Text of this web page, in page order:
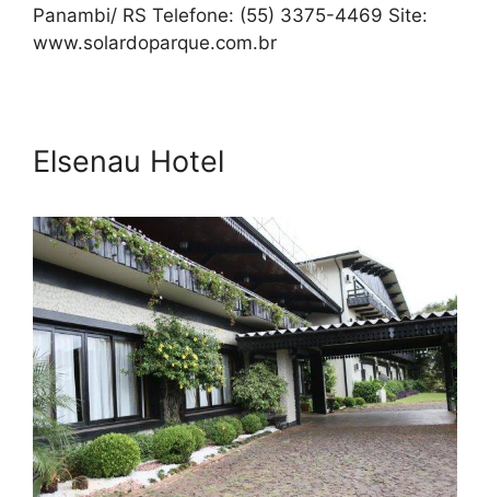
Panambi/ RS Telefone: (55) 3375-4469 Site:
www.solardoparque.com.br
Elsenau Hotel